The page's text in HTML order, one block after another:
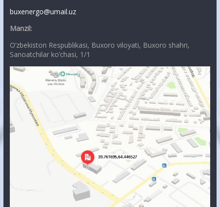
buxenergo@umail.uz
Manzil:
O’zbekiston Respublikasi, Buxoro viloyati, Buxoro shahri,
Sanoatchilar ko’chasi, 1/1